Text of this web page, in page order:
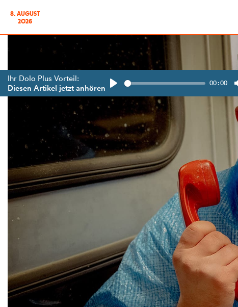
8. AUGUST
2026
Ihr Dolo Plus Vorteil:
Diesen Artikel jetzt anhören 00:00